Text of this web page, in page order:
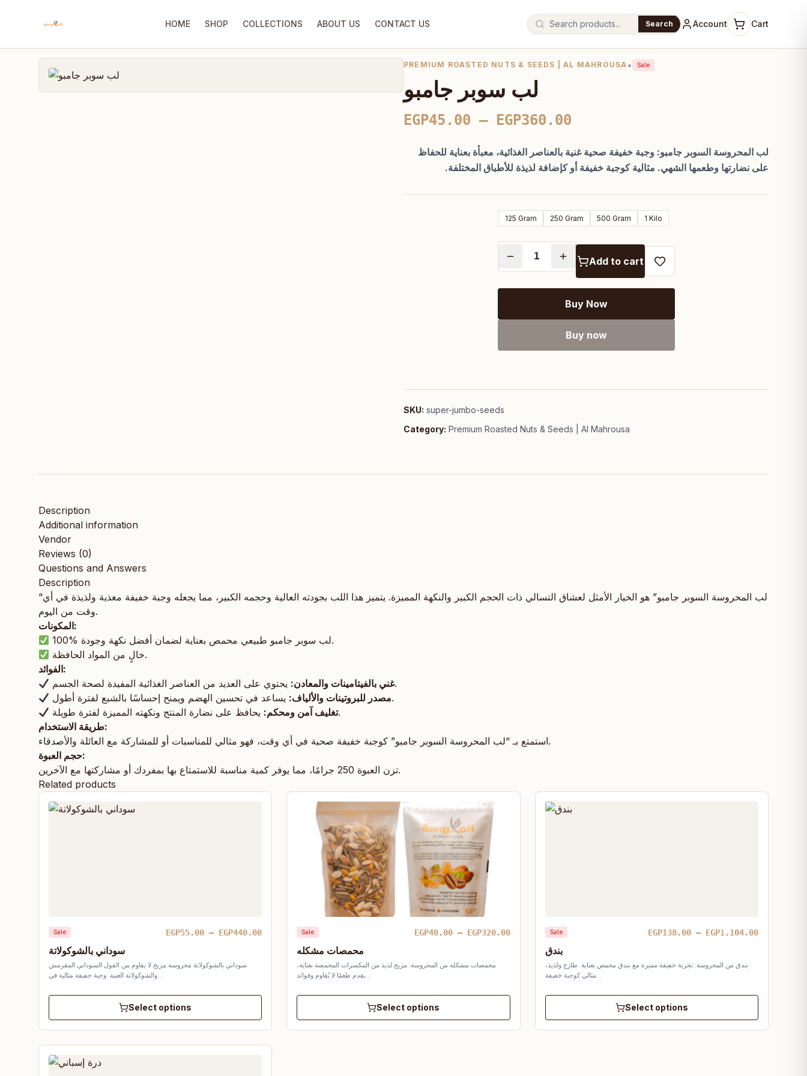
HOME SHOP COLLECTIONS ABOUT US CONTACT US Search Account Cart
PREMIUM ROASTED NUTS & SEEDS | AL MAHROUSA • Sale
لب سوبر جامبو
EGP45.00 – EGP360.00
EGP45.00
through
EGP360.00
لب المحروسة السوبر جامبو: وجبة خفيفة صحية غنية بالعناصر الغذائية، معبأة بعناية للحفاظ
على نضارتها وطعمها الشهي. مثالية كوجبة خفيفة أو كإضافة لذيذة للأطباق المختلفة.
125 Gram 250 Gram 500 Gram 1 Kilo
Add to cart
Buy Now
Buy now
SKU: super-jumbo-seeds
Category: Premium Roasted Nuts & Seeds | Al Mahrousa
Description
Additional information
Vendor
Reviews (0)
Questions and Answers
Description
“لب المحروسة السوبر جامبو” هو الخيار الأمثل لعشاق التسالي ذات الحجم الكبير والنكهة المميزة. يتميز هذا اللب بجودته العالية وحجمه الكبير، مما يجعله وجبة خفيفة مغذية ولذيذة في أي
وقت من اليوم.
المكونات:
100% لب سوبر جامبو طبيعي محمص بعناية لضمان أفضل نكهة وجودة.
خالٍ من المواد الحافظة.
الفوائد:
غني بالفيتامينات والمعادن:يحتوي على العديد من العناصر الغذائية المفيدة لصحة الجسم.
مصدر للبروتينات والألياف:يساعد في تحسين الهضم ويمنح إحساسًا بالشبع لفترة أطول.
تغليف آمن ومحكم:يحافظ على نضارة المنتج ونكهته المميزة لفترة طويلة.
طريقة الاستخدام:
استمتع بـ “لب المحروسة السوبر جامبو” كوجبة خفيفة صحية في أي وقت، فهو مثالي للمناسبات أو للمشاركة مع العائلة والأصدقاء.
حجم العبوة:
تزن العبوة 250 جرامًا، مما يوفر كمية مناسبة للاستمتاع بها بمفردك أو مشاركتها مع الآخرين.
Related products
Sale EGP55.00 – EGP440.00Price
EGP55.00
EGP440.00
سوداني بالشوكولاتة
سوداني بالشوكولاتة مَحروسة:مزيج لا يقاوم من الفول السوداني المقرمش
والشوكولاتة الغنية. وجبة خفيفة مثالية في…
Select options
Sale EGP40.00 – EGP320.00Price
EGP40.00
EGP320.00
محمصات مشكله
محمصات مشكله من المحروسة: مزيج لذيذ من المكسرات المحمصة بعناية،
يقدم طعمًا لا يُقاوم وفوائد…
Select options
Sale EGP138.00 – EGP1,104.00Price
بندق
بندق من المحروسة: تجربة خفيفة مميزة مع بندق محمص بعناية. طازج ولذيذ،
مثالي كوجبة خفيفة…
Select options